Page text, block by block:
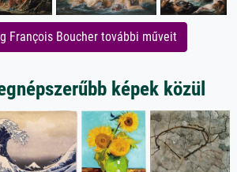
François Boucher további műveit
képek közül